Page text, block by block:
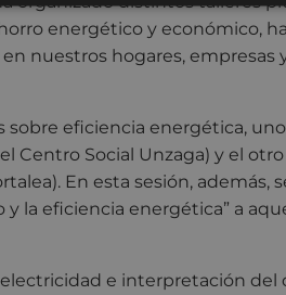
energético y económico,
nuestros hogares, empresas
sobre eficiencia energética,
Centro Social Unzaga) y el otro
En esta sesión, además,
y la eficiencia energética” a
e interpretación del